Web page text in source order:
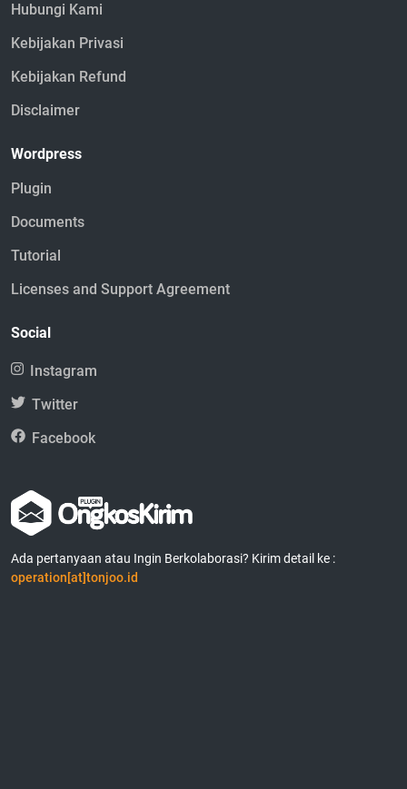
Hubungi Kami
Kebijakan Privasi
Kebijakan Refund
Disclaimer
Wordpress
Plugin
Documents
Tutorial
Licenses and Support Agreement
Social
Instagram
Twitter
Facebook
Ada pertanyaan atau Ingin Berkolaborasi? Kirim detail ke :
operation[at]tonjoo.id